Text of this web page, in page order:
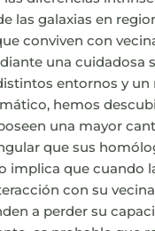
las galaxias en
conviven con
una cuidadosa
entornos y
hemos
una mayor
que sus
implica que cuando
con su
a perder su